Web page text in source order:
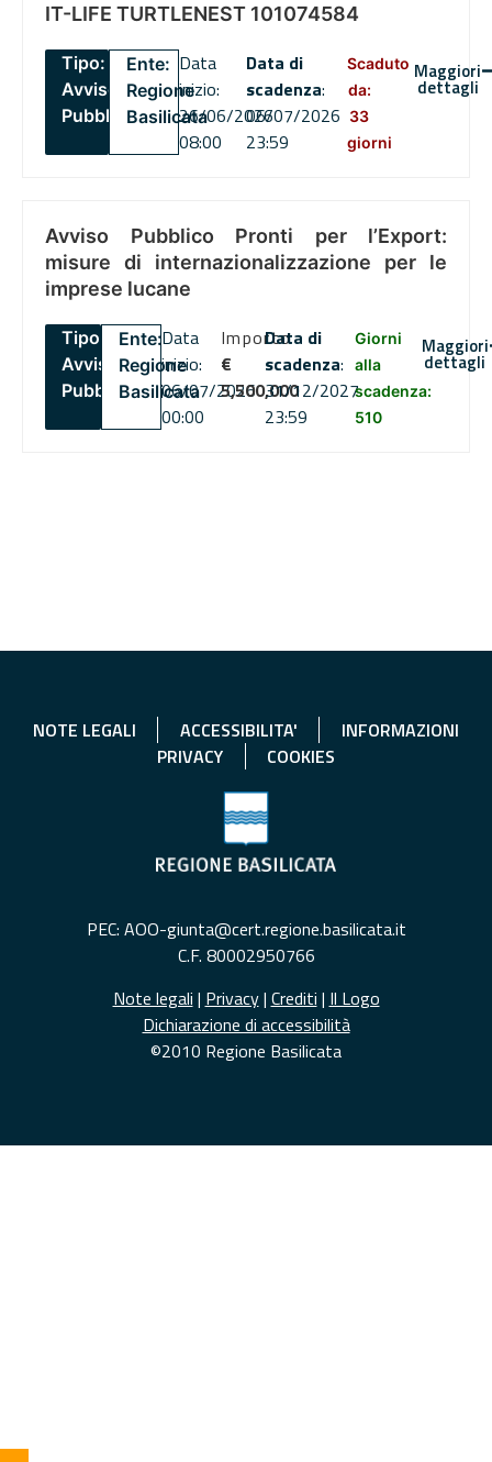
IT-LIFE TURTLENEST 101074584
Tipo:
Avviso
Pubblico
Ente:
Regione
Basilicata
Data
inizio:
26/06/2026
08:00
Data di
scadenza:
06/07/2026
23:59
Scaduto
da:
33
giorni
Maggiori
dettagli
Avviso Pubblico Pronti per l’Export:
misure di internazionalizzazione per le
imprese lucane
Tipo:
Avviso
Pubblico
Ente:
Regione
Basilicata
Data
inizio:
06/07/2026
00:00
Importo
€
5,500,000
Data di
scadenza:
31/12/2027
23:59
Giorni
alla
scadenza:
510
Maggiori
dettagli
NOTE LEGALI ACCESSIBILITA'
INFORMAZIONI
PRIVACY
COOKIES
PEC: AOO-giunta@cert.regione.basilicata.it
C.F. 80002950766
Note legali | Privacy| Crediti | Il Logo
Dichiarazione di accessibilità
©2010 Regione Basilicata